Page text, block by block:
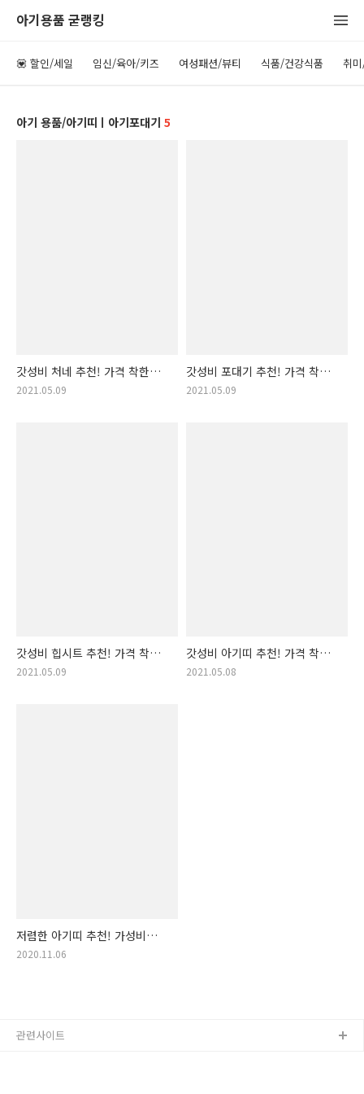
아기용품 굳랭킹
💟 할인/세일 임신/육아/키즈 여성패션/뷰티 식품/건강식품 취
아기 용품/아기띠ㅣ아기포대기 5
갓성비 처네 추천! 가격 착한
아기 처네 랭킹! (처내)
2021.05.09
갓성비 포대기 추천! 가격 착한
아기 포대기 랭킹! (아기 띠)
2021.05.09
갓성비 힙시트 추천! 가격 착한
힙 시트 랭킹! (아기 힙시트)
2021.05.09
갓성비 아기띠 추천! 가격 착한
아기 띠 랭킹! (아가띠, 포대기)
2021.05.08
저렴한 아기띠 추천! 가성비
가격 착한 아기띠 랭킹! 아기
2020.11.06
관련사이트